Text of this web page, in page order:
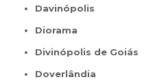
Davinópolis
Diorama
Divinópolis de Goiás
Doverlândia